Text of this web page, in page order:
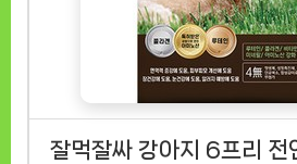
잘먹잘싸 강아지 6프리 전